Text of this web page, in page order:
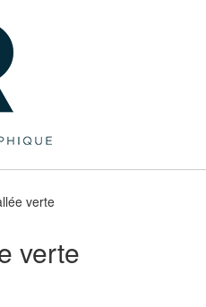
verte
verte